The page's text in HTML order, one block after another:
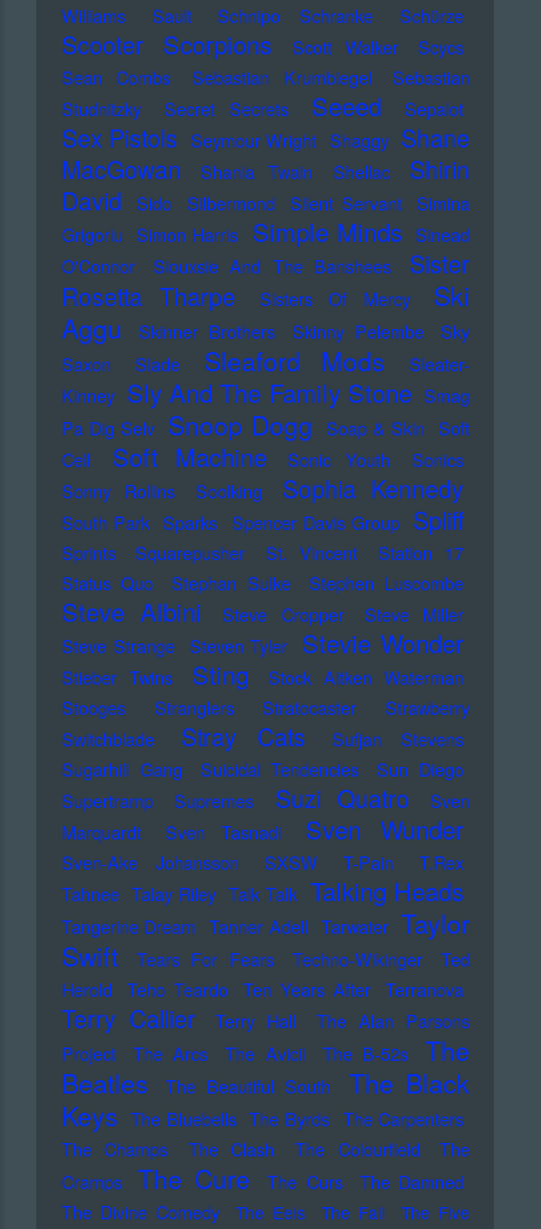
Williams
Sault Schnipo Schranke Schürze
Scooter Scorpions Scott Walker
Scycs
Sean Combs
Sebastian Krumbiegel
Sebastian
Studnitzky
Secret Secrets Seeed Sepalot
Sex Pistols Seymour Wright Shaggy Shane
MacGowan
Shania Twain Shellac
Shirin
David
Sido Silbermond Silent Servant Simina
Grigoriu Simon Harris Simple Minds Sinead
O'Connor
Siouxsie And The Banshees
Sister
Rosetta Tharpe
Sisters Of Mercy
Ski
Aggu
Skinner Brothers Skinny Pelembe
Sky
Saxon
Slade Sleaford Mods
Sleater-
Kinney Sly And The Family Stone Smag
Pa Dig Selv Snoop Dogg Soap & Skin Soft
Cell
Soft Machine Sonic Youth
Sonics
Sonny Rollins
Soolking Sophia Kennedy
South Park Sparks Spencer Davis Group Spliff
Sprints Squarepusher St. Vincent
Station 17
Status Quo
Stephan Sulke Stephen Luscombe
Steve Albini Steve Cropper
Steve Miller
Steve Strange Steven Tyler Stevie Wonder
Stieber Twins Sting
Stock Aitken Waterman
Stooges
Stranglers Stratocaster
Strawberry
Switchblade
Stray Cats
Sufjan Stevens
Sugarhill Gang
Suicidal Tendencies
Sun Diego
Supertramp
Supremes Suzi Quatro
Sven
Marquardt
Sven Tasnadi Sven Wunder
Sven-Ake Johansson SXSW T-Pain
T.Rex
Tahnee Talay Riley Talk Talk Talking Heads
Tangerine Dream Tanner Adell Tarwater Taylor
Swift
Tears For Fears Techno-Wikinger
Ted
Herold
Teho Teardo Ten Years After Terranova
Terry Callier Terry Hall
The Alan Parsons
Project
The Arcs The Avicii The B-52s
The
Beatles
The Beautiful South
The Black
Keys The Bluebells The Byrds The Carpenters
The Champs
The Clash The Colourfield
The
Cramps
The Cure The Curs
The Damned
The Divine Comedy
The Eels The Fall
The Five